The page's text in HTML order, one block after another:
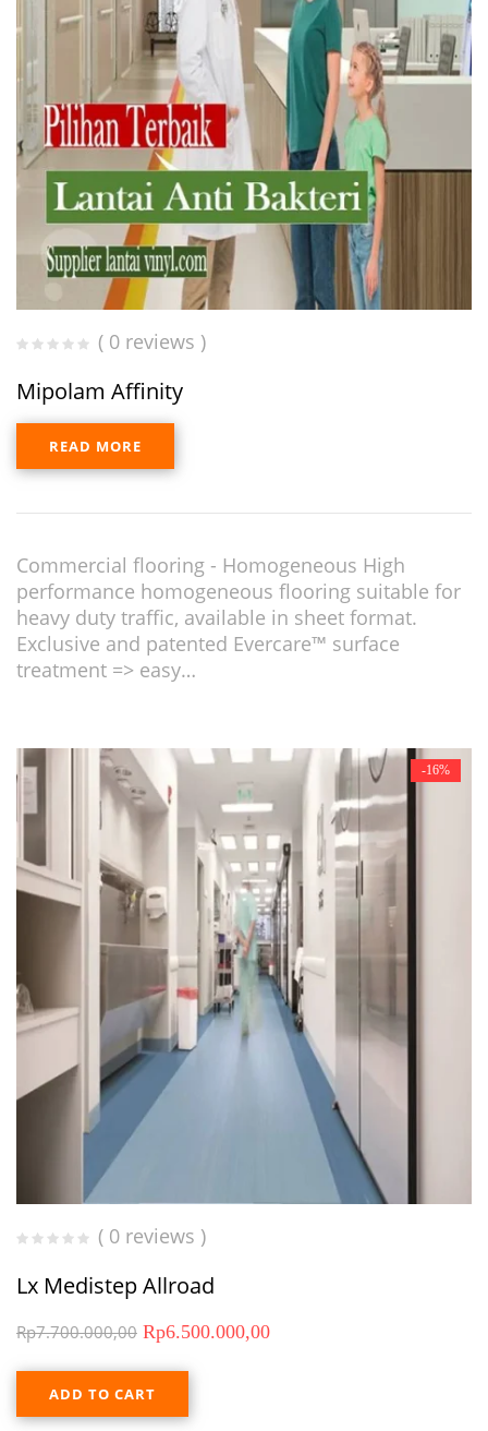
( 0 reviews )
Mipolam Affinity
READ MORE
Commercial flooring - Homogeneous High
performance homogeneous flooring suitable for
heavy duty traffic, available in sheet format.
Exclusive and patented Evercare™ surface
treatment => easy…
-16%
( 0 reviews )
Lx Medistep Allroad
Rp7.700.000,00 Rp6.500.000,00
ADD TO CART